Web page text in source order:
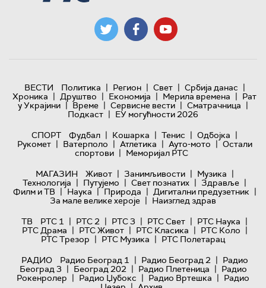
ВЕСТИ Политика | Регион | Свет | Србија данас |
Хроника | Друштво | Економија | Мерила времена | Рат
у Украјини | Време | Сервисне вести | Сматрачница |
Подкаст | ЕУ могућности 2026
СПОРТ
Фудбал | Кошарка | Тенис | Одбојка |
Рукомет | Ватерполо | Атлетика | Ауто-мото | Остали
спортови | Меморијал РТС
МАГАЗИН
Живот | Занимљивости | Музика |
Технологијa | Путујемо | Свет познатих | Здравље |
Филм и ТВ | Наука | Природа | Дигитални предузетник |
За мале велике хероје | Наизглед здрав
ТВ
РТС 1 | РТС 2 | РТС 3 | РТС Свет | РТС Наука |
РТС Драма | РТС Живот | РТС Класика | РТС Коло |
РТС Трезор | РТС Музика | РТС Полетарац
РАДИО
Радио Београд 1 | Радио Београд 2 | Радио
Београд 3 | Београд 202 | Радио Плетеница | Радио
Рокенролер | Радио Џубокс | Радио Вртешка | Радио